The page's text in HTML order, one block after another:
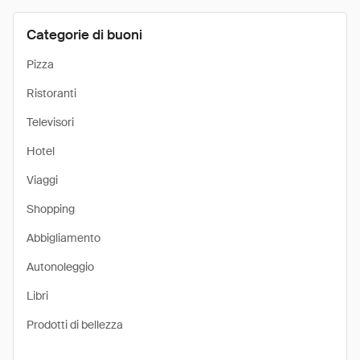
Categorie di buoni
Pizza
Ristoranti
Televisori
Hotel
Viaggi
Shopping
Abbigliamento
Autonoleggio
Libri
Prodotti di bellezza